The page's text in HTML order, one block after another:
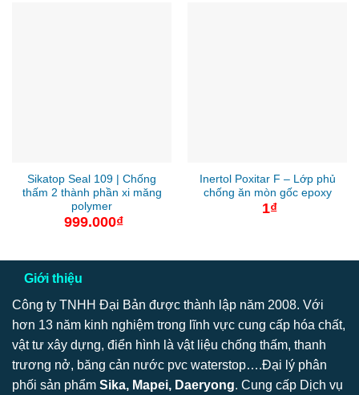
Sikatop Seal 109 | Chống
thấm 2 thành phần xi măng
polymer
999.000₫
Inertol Poxitar F – Lớp phủ
chống ăn mòn gốc epoxy
1₫
Giới thiệu
Công ty TNHH Đại Bản được thành lập năm 2008. Với
hơn 13 năm kinh nghiệm trong lĩnh vực cung cấp hóa chất,
vật tư xây dựng, điển hình là vật liệu chống thấm, thanh
trương nở, băng cản nước pvc waterstop….Đại lý phân
phối sản phẩm Sika, Mapei, Daeryong. Cung cấp Dịch vụ